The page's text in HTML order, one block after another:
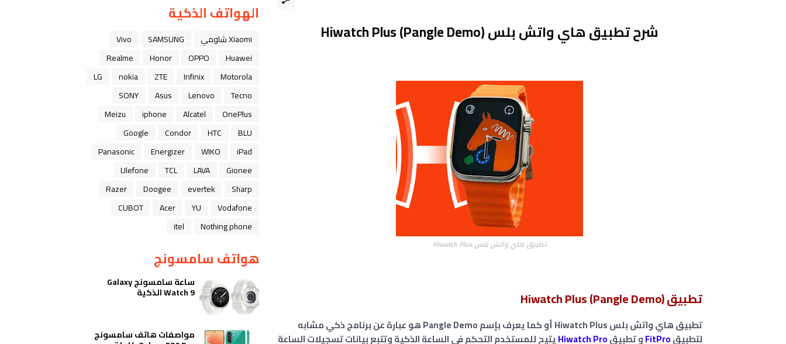
شرح تطبيق هاي واتش بلس Hiwatch Plus (Pangle Demo)
تطبيق هاي واتش بلس Hiwatch Plus
تطبيق Hiwatch Plus (Pangle Demo)
تطبيق هاي واتش بلس Hiwatch Plus أو كما يعرف بإسم Pangle Demo هو عبارة عن برنامج ذكي مشابه
لتطبيقFitProو تطبيقHiwatch Proيتيح للمستخدم التحكم في الساعة الذكية وتتبع بيانات تسجيلات الساعة
الهواتف الذكية
Xiaomi شاومي SAMSUNG
Vivo
Huawei
OPPO
Honor
Realme
Motorola
Infinix
ZTE
nokia
LG
Tecno
Lenovo
Asus
SONY
OnePlus
Alcatel
iphone
Meizu
BLU
HTC
Condor
Google
iPad
WIKO
Energizer
Panasonic
Gionee
LAVA
TCL
Ulefone
Sharp
evertek
Doogee
Razer
Vodafone
YU
Acer
CUBOT
Nothing phone
itel
هواتف سامسونج
ساعة سامسونج Galaxy
Watch 9 الذكية
مواصفات هاتف سامسونج